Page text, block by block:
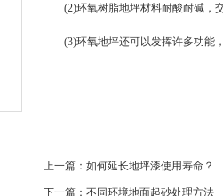
(2)环氧树脂地坪材料耐酸耐碱，
(3)环氧地坪还可以发挥许多功能
上一篇：如何延长地坪漆使用寿命？
下一篇：不同环境地面起砂处理方法